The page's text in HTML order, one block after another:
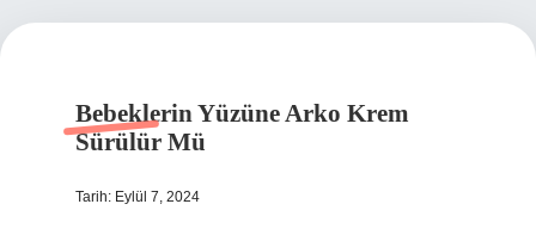
Bebeklerin Yüzüne Arko Krem
Sürülür Mü
Tarih: Eylül 7, 2024